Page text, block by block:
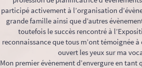
participé activement à l’organisation
grande famille ainsi que d’autres
toutefois le succès rencontré à
reconnaissance que tous m’ont témoignée
ouvert les yeux sur ma
Mon premier évènement d’envergure en tant